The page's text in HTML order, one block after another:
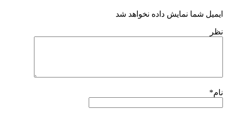
ایمیل شما نمایش داده نخواهد شد
نظر
نام*